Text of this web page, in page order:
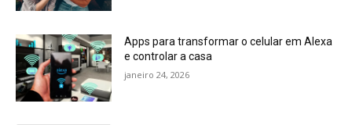
Apps para transformar o celular em Alexa
e controlar a casa
janeiro 24, 2026